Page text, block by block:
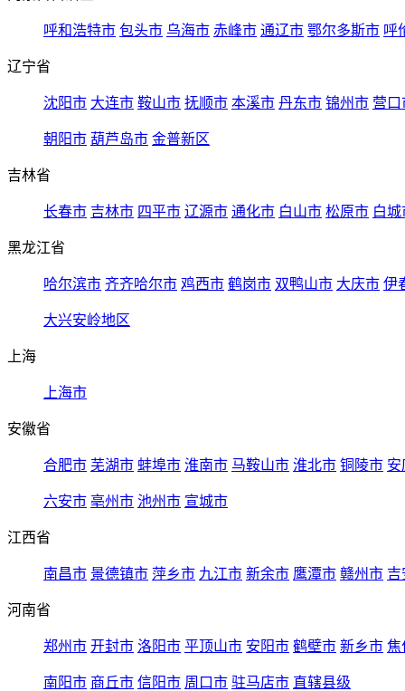
呼和浩特市 包头市 乌海市 赤峰市 通辽市 鄂尔多斯市 呼
辽宁省
沈阳市 大连市 鞍山市 抚顺市 本溪市 丹东市 锦州市 营口
朝阳市 葫芦岛市 金普新区
吉林省
长春市 吉林市 四平市 辽源市 通化市 白山市 松原市 白城
黑龙江省
哈尔滨市 齐齐哈尔市 鸡西市 鹤岗市 双鸭山市 大庆市 伊
大兴安岭地区
上海
上海市
安徽省
合肥市 芜湖市 蚌埠市 淮南市 马鞍山市 淮北市 铜陵市 安
六安市 亳州市 池州市 宣城市
江西省
南昌市 景德镇市 萍乡市 九江市 新余市 鹰潭市 赣州市 吉
河南省
郑州市 开封市 洛阳市 平顶山市 安阳市 鹤壁市 新乡市 焦
南阳市 商丘市 信阳市 周口市 驻马店市 直辖县级